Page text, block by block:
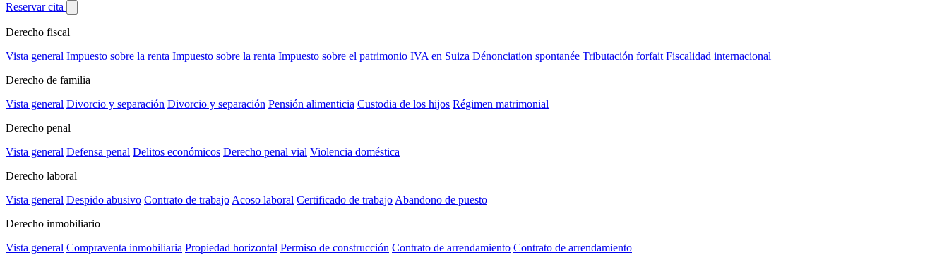
Reservar cita
Derecho fiscal
Vista general Impuesto sobre la renta Impuesto sobre la renta Impuesto sobre el patrimonio IVA en Suiza Dénonciation spontanée Tributación forfait Fiscalidad internacional
Derecho de familia
Vista general Divorcio y separación Divorcio y separación Pensión alimenticia Custodia de los hijos Régimen matrimonial
Derecho penal
Vista general Defensa penal Delitos económicos Derecho penal vial Violencia doméstica
Derecho laboral
Vista general Despido abusivo Contrato de trabajo Acoso laboral Certificado de trabajo Abandono de puesto
Derecho inmobiliario
Vista general Compraventa inmobiliaria Propiedad horizontal Permiso de construcción Contrato de arrendamiento Contrato de arrendamiento